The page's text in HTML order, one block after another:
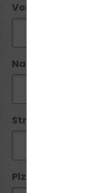
Vorname*:
Name*:
Straße / Nr:
Plz*: